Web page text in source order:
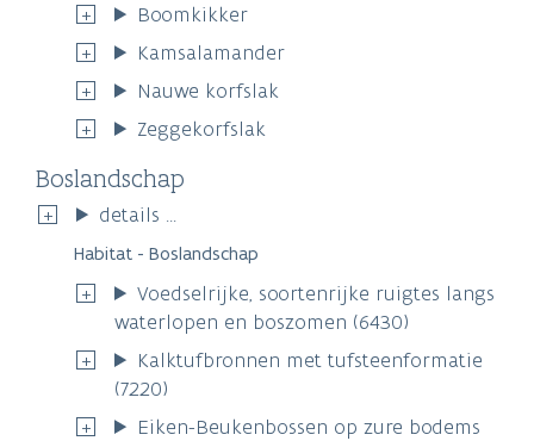
Boomkikker
Kamsalamander
Nauwe korfslak
Zeggekorfslak
Boslandschap
details ...
Habitat - Boslandschap
Voedselrijke, soortenrijke ruigtes langs
waterlopen en boszomen (6430)
Kalktufbronnen met tufsteenformatie
(7220)
Eiken-Beukenbossen op zure bodems